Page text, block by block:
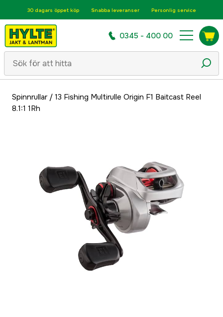
30 dagars öppet köp Snabba leveranser Personlig service
0345 - 400 00
Spinnrullar/ 13 Fishing Multirulle Origin F1 Baitcast Reel
8.1:1 1Rh